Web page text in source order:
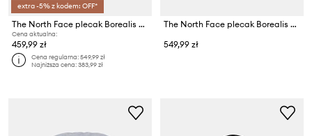
extra -5% z kodem: OFF*
The North Face plecak Borealis Classic
Cena aktualna:
459,99 zł
Cena regularna:549,99 zł
Najniższa cena:383,99 zł
The North Face plecak Borealis Classic 29L
549,99 zł